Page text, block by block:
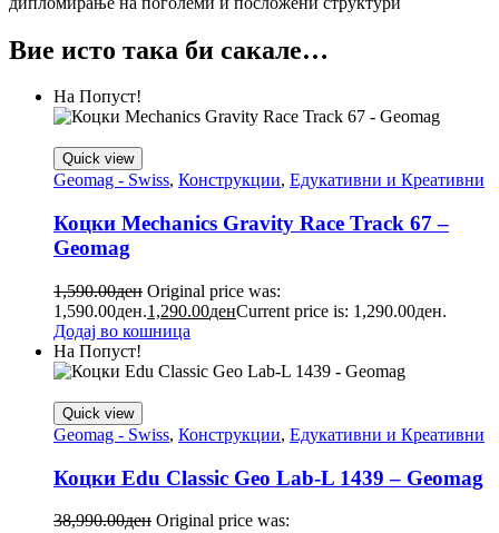
Вие исто така би сакале…
На Попуст!
Quick view
Geomag - Swiss, Конструкции, Едукативни и Креативни
Коцки Mechanics Gravity Race Track 67 –
Geomag
1,590.00ден Original price was:
1,590.00ден.1,290.00денCurrent price is: 1,290.00ден.
Додај во кошница
На Попуст!
Quick view
Geomag - Swiss, Конструкции, Едукативни и Креативни
Коцки Edu Classic Geo Lab-L 1439 – Geomag
38,990.00ден Original price was: